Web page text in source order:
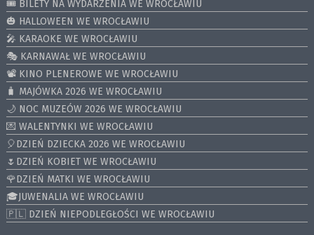
🎟️ BILETY NA WYDARZENIA WE WROCŁAWIU
🎃 HALLOWEEN WE WROCŁAWIU
🎤 KARAOKE WE WROCŁAWIU
🎭 KARNAWAŁ WE WROCŁAWIU
📽️ KINO PLENEROWE WE WROCŁAWIU
🧳 MAJÓWKA 2026 WE WROCŁAWIU
🌙 NOC MUZEÓW 2026 WE WROCŁAWIU
💌 WALENTYNKI WE WROCŁAWIU
🎈DZIEŃ DZIECKA 2026 WE WROCŁAWIU
🌷DZIEŃ KOBIET WE WROCŁAWIU
🌹DZIEŃ MATKI WE WROCŁAWIU
🎓JUWENALIA WE WROCŁAWIU
🇵🇱 DZIEŃ NIEPODLEGŁOŚCI WE WROCŁAWIU